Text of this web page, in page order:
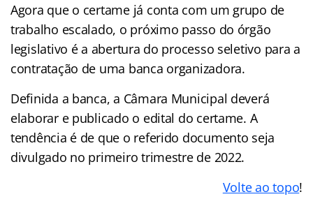
Agora que o certame já conta com um grupo de
trabalho escalado, o próximo passo do órgão
legislativo é a abertura do processo seletivo para a
contratação de uma banca organizadora.
Definida a banca, a Câmara Municipal deverá
elaborar e publicado o edital do certame. A
tendência é de que o referido documento seja
divulgado no primeiro trimestre de 2022.
Volte ao topo!